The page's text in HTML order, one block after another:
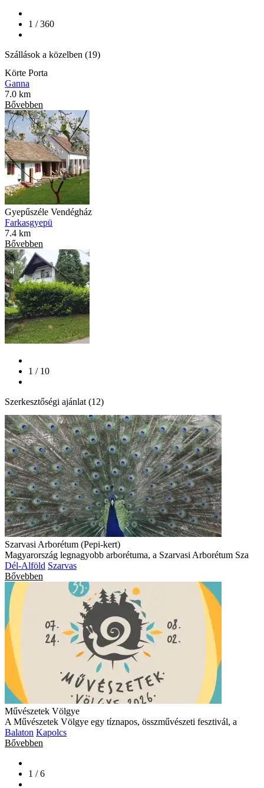
1 / 360
Szállások a közelben (19)
Körte Porta
Ganna
7.0 km
Bővebben
Gyepűszéle Vendégház
Farkasgyepü
7.4 km
Bővebben
1 / 10
Szerkesztőségi ajánlat (12)
Szarvasi Arborétum (Pepi-kert)
Magyarország legnagyobb arborétuma, a Szarvasi Arborétum Sza
Dél-Alföld Szarvas
Bővebben
Művészetek Völgye
A Művészetek Völgye egy tíznapos, összművészeti fesztivál, a
Balaton Kapolcs
Bővebben
1 / 6